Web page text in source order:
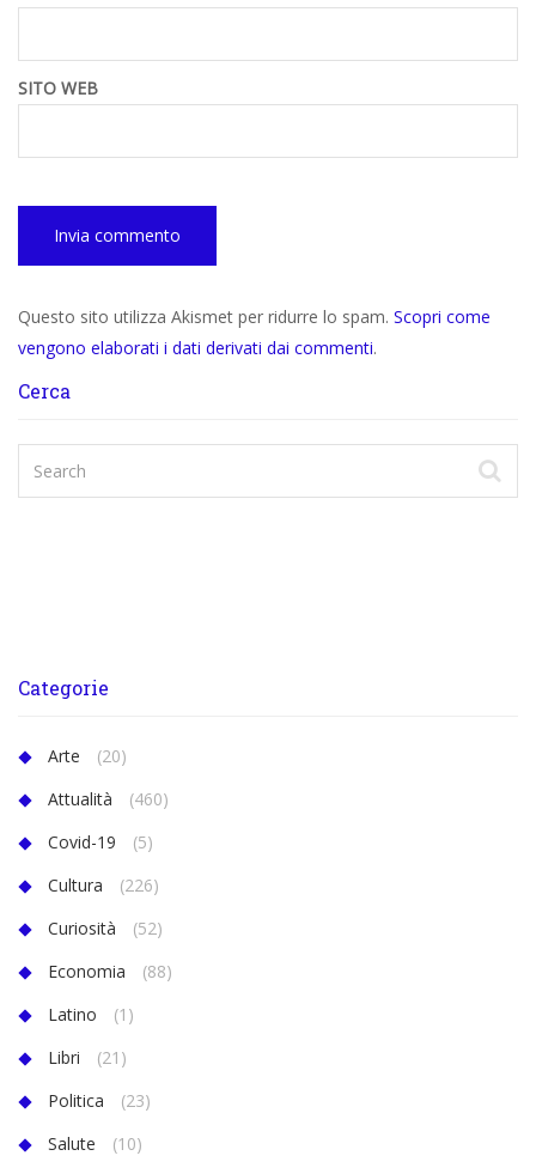
SITO WEB
Questo sito utilizza Akismet per ridurre lo spam. Scopri come
vengono elaborati i dati derivati dai commenti.
Cerca
Categorie
Arte
(20)
Attualità
(460)
Covid-19
(5)
Cultura
(226)
Curiosità
(52)
Economia
(88)
Latino
(1)
Libri
(21)
Politica
(23)
Salute
(10)